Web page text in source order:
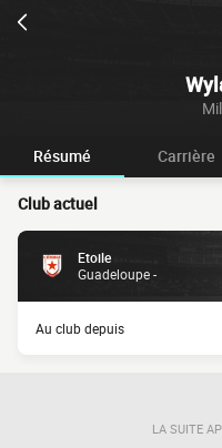
Résumé Carrière
Club actuel
Etoile
Guadeloupe -
Au club depuis
LA SUITE